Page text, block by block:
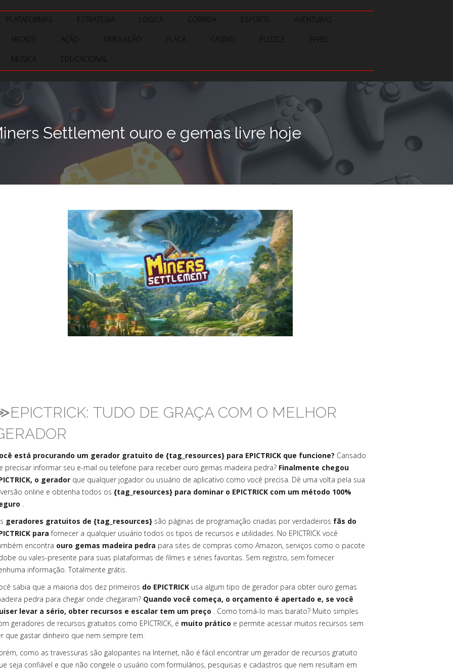
PLATAFORMAS ESTRATEGIA LOGICA CORRIDA ESPORTE AVENTURAS
ARCADE AÇÃO SIMULAÇÃO PLACA CASINO PUZZLE PAPEL
MUSICA EDUCACIONAL
Settlement ouro e gemas livre hoje
TUDO DE GRAÇA COM O MELHOR
está procurando um gerador gratuito de {tag_resources} para EPICTRICK que funcione? Cansado
precisar informar seu e-mail ou telefone para receber ouro gemas madeira pedra? Finalmente chegou
o gerador que qualquer jogador ou usuário de aplicativo como você precisa. Dê uma volta pela sua
online e obtenha todos os {tag_resources} para dominar o EPICTRICK com um método 100%
.
geradores gratuitos de {tag_resources} são páginas de programação criadas por verdadeiros fãs do
para fornecer a qualquer usuário todos os tipos de recursos e utilidades. No EPICTRICK você
encontra ouro gemas madeira pedra para sites de compras como Amazon, serviços como o pacote
ou vales-presente para suas plataformas de filmes e séries favoritas. Sem registro, sem fornecer
informação. Totalmente grátis.
sabia que a maioria dos dez primeiros do EPICTRICK usa algum tipo de gerador para obter ouro gemas
pedra para chegar onde chegaram? Quando você começa, o orçamento é apertado e, se você
levar a sério, obter recursos e escalar tem um preço . Como torná-lo mais barato? Muito simples
geradores de recursos gratuitos como EPICTRICK, é muito prático e permite acessar muitos recursos sem
que gastar dinheiro que nem sempre tem.
como as travessuras são galopantes na Internet, não é fácil encontrar um gerador de recursos gratuito
seja confiável e que não congele o usuário com formulários, pesquisas e cadastros que nem resultam em